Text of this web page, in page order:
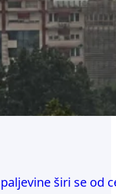
širi se